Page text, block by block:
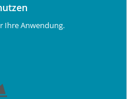
Ihre Anwendung.